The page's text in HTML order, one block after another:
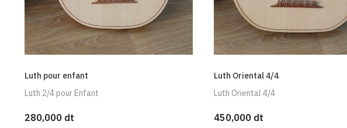
Luth pour enfant
Luth 2/4 pour Enfant
280,000 dt
Luth Oriental 4/4
Luth Oriental 4/4
450,000 dt